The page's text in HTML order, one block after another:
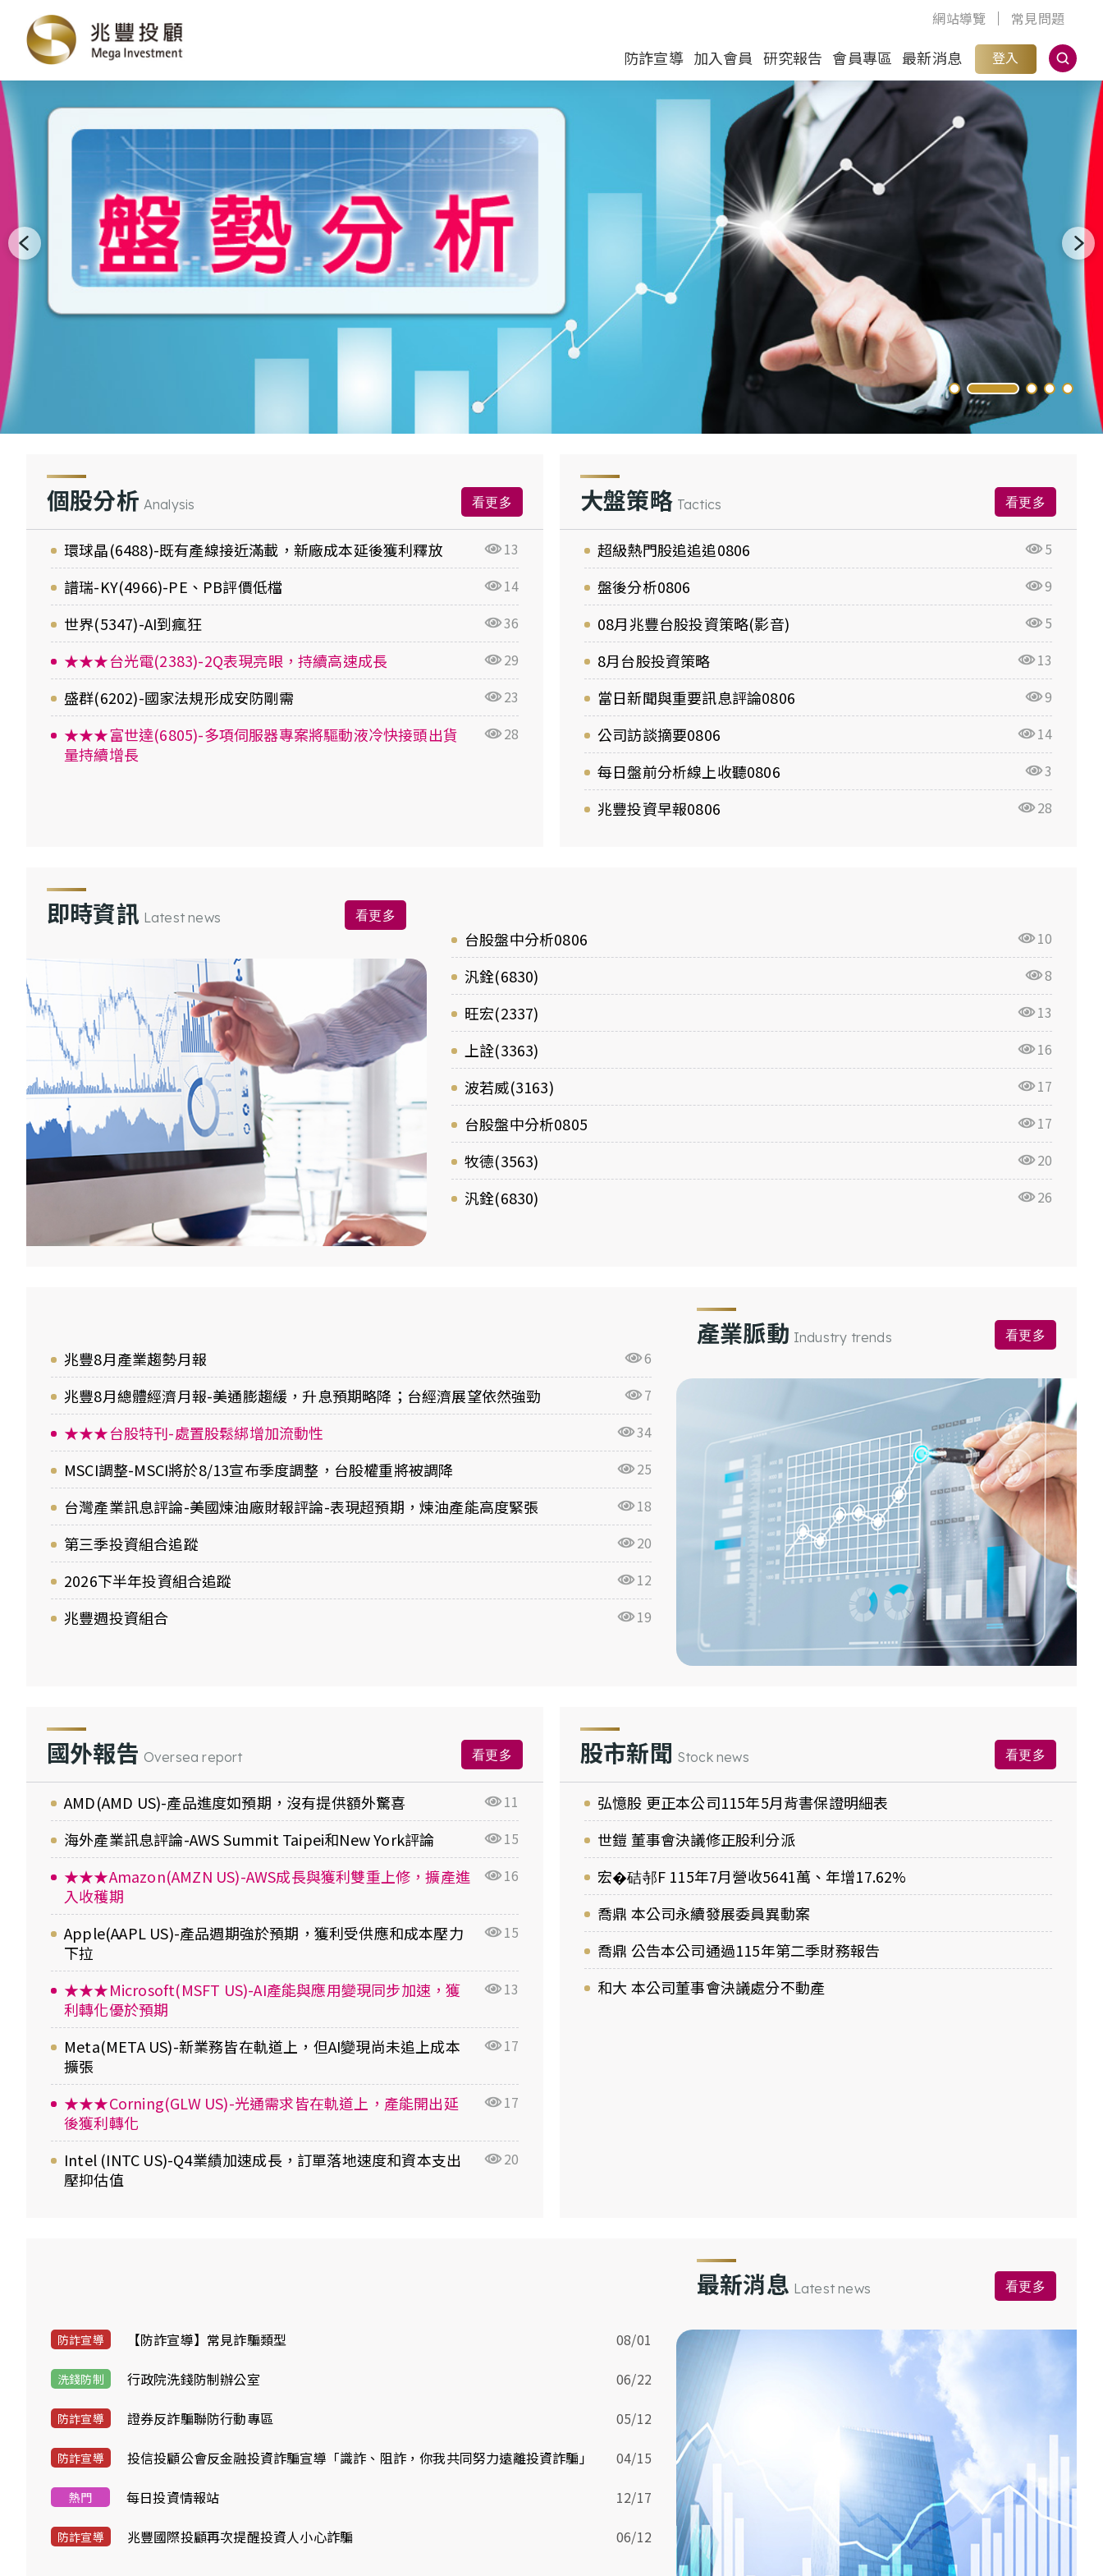
網站導覽 常見問題
防詐宣導 加入會員 研究報告 會員專區 最新消息 登入
個股分析 Analysis 看更多
環球晶(6488)-既有產線接近滿載，新廠成本延後獲利釋放 13
譜瑞-KY(4966)-PE、PB評價低檔 14
世界(5347)-AI到瘋狂 36
★★★台光電(2383)-2Q表現亮眼，持續高速成長 29
盛群(6202)-國家法規形成安防剛需 23
★★★富世達(6805)-多項伺服器專案將驅動液冷快接頭出貨
量持續增長
28
大盤策略 Tactics 看更多
超級熱門股追追追0806 5
盤後分析0806 9
08月兆豐台股投資策略(影音) 5
8月台股投資策略 13
當日新聞與重要訊息評論0806 9
公司訪談摘要0806 14
每日盤前分析線上收聽0806 3
兆豐投資早報0806 28
即時資訊 Latest news 看更多
台股盤中分析0806 10
汎銓(6830) 8
旺宏(2337) 13
上詮(3363) 16
波若威(3163) 17
台股盤中分析0805 17
牧德(3563) 20
汎銓(6830) 26
產業脈動 Industry trends 看更多
兆豐8月產業趨勢月報 6
兆豐8月總體經濟月報-美通膨趨緩，升息預期略降；台經濟展望依然強勁 7
★★★台股特刊-處置股鬆綁增加流動性 34
MSCI調整-MSCI將於8/13宣布季度調整，台股權重將被調降 25
台灣產業訊息評論-美國煉油廠財報評論-表現超預期，煉油產能高度緊張 18
第三季投資組合追蹤 20
2026下半年投資組合追蹤 12
兆豐週投資組合 19
國外報告 Oversea report 看更多
AMD(AMD US)-產品進度如預期，沒有提供額外驚喜 11
海外產業訊息評論-AWS Summit Taipei和New York評論 15
★★★Amazon(AMZN US)-AWS成長與獲利雙重上修，擴產進
入收穫期
16
Apple(AAPL US)-產品週期強於預期，獲利受供應和成本壓力
下拉
15
★★★Microsoft(MSFT US)-AI產能與應用變現同步加速，獲
利轉化優於預期
13
Meta(META US)-新業務皆在軌道上，但AI變現尚未追上成本
擴張
17
★★★Corning(GLW US)-光通需求皆在軌道上，產能開出延
後獲利轉化
17
Intel (INTC US)-Q4業績加速成長，訂單落地速度和資本支出
壓抑估值
20
股市新聞 Stock news 看更多
弘憶股 更正本公司115年5月背書保證明細表
世鎧 董事會決議修正股利分派
宏�硈邿F 115年7月營收5641萬、年增17.62%
喬鼎 本公司永續發展委員異動案
喬鼎 公告本公司通過115年第二季財務報告
和大 本公司董事會決議處分不動產
最新消息 Latest news 看更多
防詐宣導 【防詐宣導】常見詐騙類型 08/01
洗錢防制 行政院洗錢防制辦公室 06/22
防詐宣導 證券反詐騙聯防行動專區 05/12
防詐宣導 投信投顧公會反金融投資詐騙宣導「識詐、阻詐，你我共同努力遠離投資詐騙」 04/15
熱門 每日投資情報站 12/17
防詐宣導 兆豐國際投顧再次提醒投資人小心詐騙 06/12